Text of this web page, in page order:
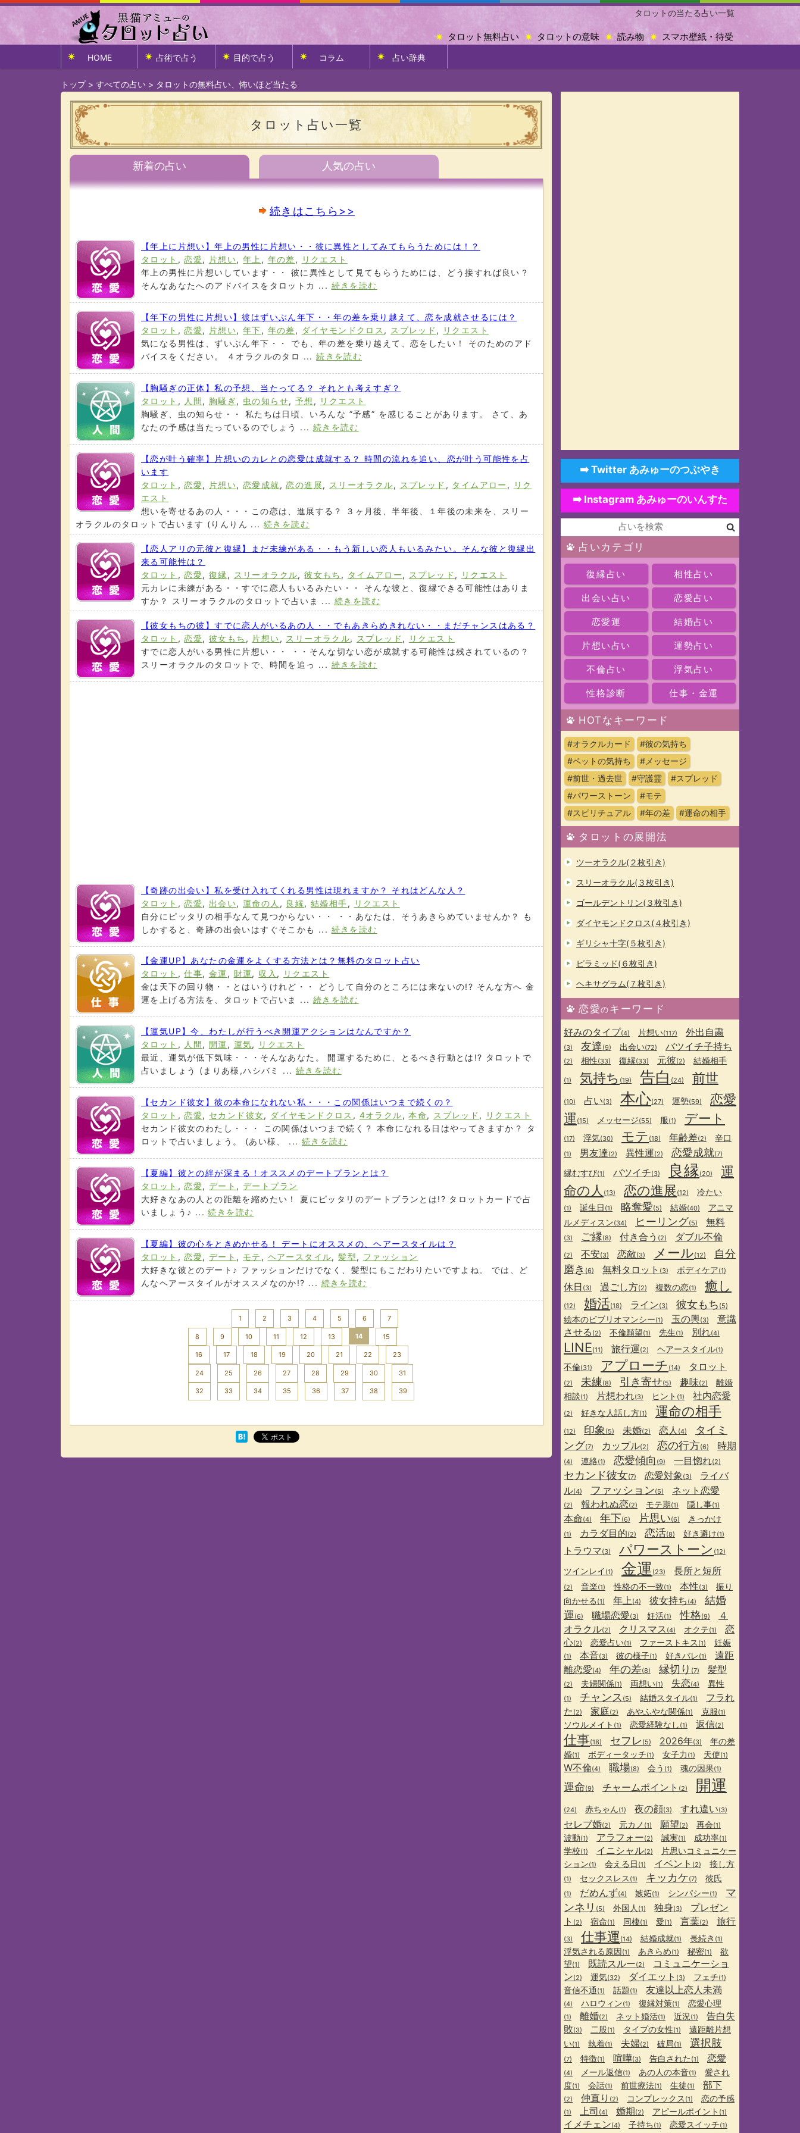
タロットの当たる占い一覧
スマホ壁紙・待受
読み物
タロットの意味
タロット無料占い
HOME 占術で占う 目的で占う コラム 占い辞典
トップ> すべての占い > タロットの無料占い、怖いほど当たる
タロット占い一覧
新着の占い 人気の占い
続きはこちら>>
【年上に片想い】年上の男性に片想い・・彼に異性としてみてもらうためには！？
タロット ,恋愛, 片想い,年上 , 年の差,
リクエスト
年上の男性に片想いしています・・ 彼に異性として見てもらうためには、どう接すれば良い？
そんなあなたへのアドバイスをタロットカ ... 続きを読む
【年下の男性に片想い】彼はずいぶん年下・・年の差を乗り越えて、恋を成就させるには？
タロット ,恋愛, 片想い,年下, 年の差, ダイヤモンドクロス , スプレッド ,
リクエスト
気になる男性は、ずいぶん年下・・ でも、年の差を乗り越えて、恋をしたい！ そのためのアド
バイスをください。 ４オラクルのタロ ...続きを読む
【胸騒ぎの正体】私の予想、当たってる？ それとも考えすぎ？
タロット , 人間, 胸騒ぎ, 虫の知らせ, 予想 , リクエスト
胸騒ぎ、虫の知らせ・・ 私たちは日頃、いろんな ”予感” を感じることがあります。 さて、あ
なたの予感は当たっているのでしょう ... 続きを読む
【恋が叶う確率】片想いのカレとの恋愛は成就する？ 時間の流れを追い、恋が叶う可能性を占
います
タロット ,恋愛, 片想い,恋愛成就,恋の進展, スリーオラクル, スプレッド , タイムアロー ,
リク
エスト
想いを寄せるあの人・・・この恋は、進展する？ ３ヶ月後、半年後、１年後の未来を、スリー
オラクルのタロットで占います (りんりん ... 続きを読む
【恋人アリの元彼と復縁】まだ未練がある・・もう新しい恋人もいるみたい。そんな彼と復縁出
来る可能性は？
タロット ,恋愛,復縁 , スリーオラクル,彼女もち , タイムアロー, スプレッド ,
リクエスト
元カレに未練がある・・すでに恋人もいるみたい・・ そんな彼と、復縁できる可能性はありま
すか？ スリーオラクルのタロットで占いま ... 続きを読む
【彼女もちの彼】すでに恋人がいるあの人・・でもあきらめきれない・・まだチャンスはある？
タロット ,恋愛,彼女もち , 片想い, スリーオラクル, スプレッド ,
リクエスト
すでに恋人がいる男性に片想い・・ ・・そんな切ない恋が成就する可能性は残されているの？
スリーオラクルのタロットで、時間を追っ ... 続きを読む
【奇跡の出会い】私を受け入れてくれる男性は現れますか？ それはどんな人？
タロット ,恋愛, 出会い,運命の人 , 良縁,結婚相手,
リクエスト
自分にピッタリの相手なんて見つからない・・ ・・あなたは、そうあきらめていませんか？ も
しかすると、奇跡の出会いはすぐそこかも ... 続きを読む
【金運UP】あなたの金運をよくする方法とは？無料のタロット占い
タロット ,仕事,金運 , 財運, 収入 ,
リクエスト
金は天下の回り物・・とはいうけれど・・ どうして自分のところには来ないの!? そんな方へ 金
運を上げる方法を、タロットで占いま ... 続きを読む
【運気UP】今、わたしが行うべき開運アクションはなんですか？
タロット , 人間, 開運 , 運気,
リクエスト
最近、運気が低下気味・・・そんなあなた。 開運するために、とるべき行動とは!? タロットで
占いましょう (まりあ様,ハシバミ ... 続きを読む
【セカンド彼女】彼の本命になれない私・・・この関係はいつまで続くの？
タロット ,恋愛, セカンド彼女, ダイヤモンドクロス , 4オラクル,本命, スプレッド ,
リクエスト
セカンド彼女のわたし・・・ この関係はいつまで続く？ 本命になれる日はやってきますか？ タ
ロットで占いましょう。 (あい様、 ... 続きを読む
【夏編】彼との絆が深まる！オススメのデートプランとは？
タロット ,恋愛,デート ,デートプラン
大好きなあの人との距離を縮めたい！ 夏にピッタリのデートプランとは!? タロットカードで占
いましょう♪ ...続きを読む
【夏編】彼の心をときめかせる！ デートにオススメの、ヘアースタイルは？
タロット ,恋愛,デート , モテ , ヘアースタイル,髪型, ファッション
大好きな彼とのデート♪ ファッションだけでなく、髪型にもこだわりたいですよね。 では、ど
んなヘアースタイルがオススメなのか!? ... 続きを読む
1 2 3 4 5 6 7
8 9 10 11 12 13 14 15
16 17 18 19 20 21 22 23
24 25 26 27 28 29 30 31
32 33 34 35 36 37 38 39
➡️ Twitter あみゅーのつぶやき
➡️ Instagram あみゅーのいんすた
占いカテゴリ
復縁占い 相性占い
出会い占い 恋愛占い
恋愛運 結婚占い
片想い占い 運勢占い
不倫占い 浮気占い
性格診断 仕事・金運
HOTなキーワード
#オラクルカード
#彼の気持ち
#ペットの気持ち
#メッセージ
#前世・過去世
#守護霊
#スプレッド
#パワーストーン
#モテ
#スピリチュアル
#年の差 #運命の相手
タロットの展開法
ツーオラクル(２枚引き)
スリーオラクル(３枚引き)
ゴールデントリン(３枚引き)
ダイヤモンドクロス(４枚引き)
ギリシャ十字(５枚引き)
ピラミッド(６枚引き)
ヘキサグラム(７枚引き)
恋愛のキーワード
好みのタイプ(4) 片想い(117) 外出自粛
(3) 友達 (9) 出会い(72) バツイチ子持ち
(2) 相性(33) 復縁(33) 元彼(2) 結婚相手
(1) 気持ち (19) 告白 (24) 前世
(10) 占い(3) 本心(27) 運勢(59)
恋愛
運 (15) メッセージ(55) 服(1) デート
(17) 浮気(30) モテ (18) 年齢差(2) 辛口
(1) 男友達(2) 異性運(2) 恋愛成就(7)
縁むすび(1) バツイチ(3) 良縁(20)
運
命の人 (13) 恋の進展(12) 冷たい
(1) 誕生日 (1) 略奪愛(5) 結婚(40)
アニマ
ルメディスン(34) ヒーリング(5) 無料
(3) ご縁(8) 付き合う (2) ダブル不倫
(2) 不安(3) 恋敵(3) メール(12)
自分
磨き (6) 無料タロット (3) ボディケア(1)
休日 (3) 過ごし方(2) 複数の恋(1) 癒し
(12) 婚活(18) ライン(3) 彼女もち (5)
絵本のビブリオマンシー(1) 玉の輿(3)
意識
させる (2) 不倫願望(1) 先生(1) 別れ(4)
LINE(11) 旅行運(2) ヘアースタイル(1)
不倫(31) アプローチ (14) タロット
(2) 未練(8) 引き寄せ(5) 趣味(2)
離婚
相談(1) 片想われ(3) ヒント (1) 社内恋愛
(2) 好きな人話し方(1) 運命の相手
(12) 印象 (5) 未婚(2) 恋人 (4)
タイミ
ング(7) カップル(2) 恋の行方(6) 時期
(4) 連絡(1) 恋愛傾向 (9) 一目惚れ(2)
セカンド彼女(7) 恋愛対象(3)
ライバ
ル(4) ファッション(5) ネット恋愛
(2) 報われぬ恋(2) モテ期(1) 隠し事(1)
本命(4) 年下(6) 片思い(6) きっかけ
(1) カラダ目的(2) 恋活(8) 好き避け(1)
トラウマ(3) パワーストーン (12)
ツインレイ (1) 金運 (23) 長所と短所
(2) 音楽(1) 性格の不一致(1) 本性(3)
振り
向かせる (1) 年上(4) 彼女持ち (4)
結婚
運(6) 職場恋愛(3) 妊活(1) 性格(9)
４
オラクル(2) クリスマス (4) オクテ(1)
恋
心(2) 恋愛占い(1) ファーストキス (1) 妊娠
(1) 本音(3) 彼の様子(1) 好きバレ(1)
遠距
離恋愛(4) 年の差(8) 縁切り (7) 髪型
(2) 夫婦関係(1) 両想い(1) 失恋(4) 異性
(1) チャンス (5) 結婚スタイル(1)
フラれ
た (2) 家庭(2) あやふやな関係(1) 克服(1)
ソウルメイト (1) 恋愛経験なし (1) 返信(2)
仕事(18) セフレ (5) 2026年(3)
年の差
婚(1) ボディータッチ(1) 女子力 (1) 天使(1)
W不倫(4) 職場(8) 会う (1) 魂の因果(1)
運命(9) チャームポイント (2) 開運
(24) 赤ちゃん(1) 夜の顔(3) すれ違い(3)
セレブ婚(2) 元カノ (1) 願望(2) 再会(1)
波動(1) アラフォー(2) 誠実(1) 成功率(1)
学校(1) イニシャル(2)
片思いコミュニケー
ション(1) 会える日 (1) イベント (2) 接し方
(1) セックスレス (1) キッカケ(7) 彼氏
(1) だめんず(4) 嫉妬(1) シンパシー(1)
マ
ンネリ (5) 外国人 (1) 独身(3)
プレゼン
ト (2) 宿命(1) 同棲(1) 愛(1) 言葉(2) 旅行
(3) 仕事運 (14) 結婚成就(1) 長続き (1)
浮気される原因(1) あきらめ(1) 秘密(1)
欲
望(1) 既読スルー(2)
コミュニケーショ
ン(2) 運気(32) ダイエット (3) フェチ(1)
音信不通 (1) 話題(1) 友達以上恋人未満
(4) ハロウィン(1) 復縁対策(1) 恋愛心理
(1) 離婚(2) ネット婚活(1) 近況 (1)
告白失
敗(3) 二股(1) タイプの女性(1)
遠距離片想
い(1) 執着(1) 夫婦(2) 破局(1) 選択肢
(7) 特徴(1) 喧嘩(3) 告白された (1) 恋愛
(4) メール返信(1) あの人の本音(1)
愛され
度(1) 会話(1) 前世療法(1) 生徒(1) 部下
(2) 仲直り (2) コンプレックス (1) 恋の予感
(1) 上司 (4) 婚期(2) アピールポイント (1)
イメチェン(4) 子持ち(1) 恋愛スイッチ(1)